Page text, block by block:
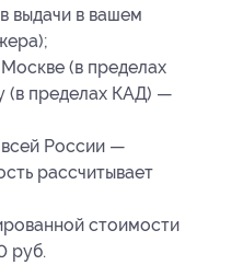
выдачи в вашем
(в пределах
(в пределах КАД) —
России —
рассчитывает
стоимости
руб.